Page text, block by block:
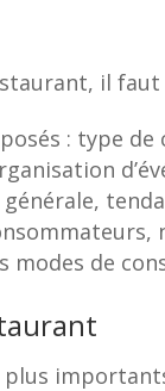
il
: type
modes de
plus